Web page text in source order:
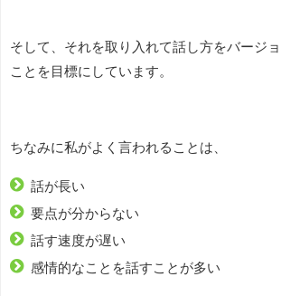
そして、それを取り入れて話し方をバージ
ことを目標にしています。
ちなみに私がよく言われることは、
話が長い
要点が分からない
話す速度が遅い
感情的なことを話すことが多い